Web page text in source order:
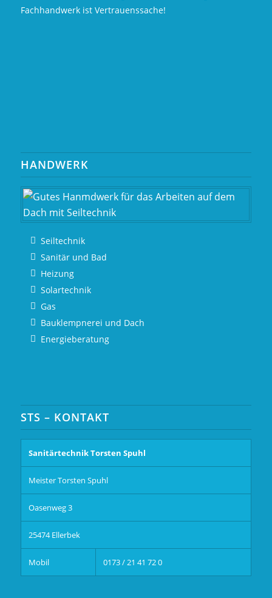
Fachhandwerk ist Vertrauenssache!
HANDWERK
Seiltechnik
Sanitär und Bad
Heizung
Solartechnik
Gas
Bauklempnerei und Dach
Energieberatung
STS – KONTAKT
Sanitärtechnik Torsten Spuhl
Meister Torsten Spuhl
Oasenweg 3
25474 Ellerbek
Mobil 0173 / 21 41 72 0